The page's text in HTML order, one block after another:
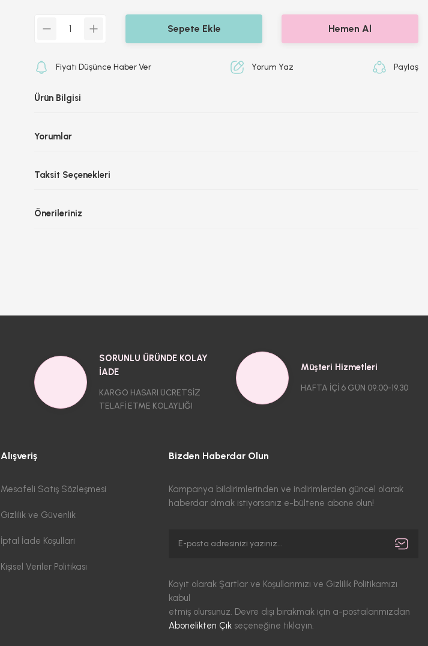
Sepete Ekle Hemen Al
Fiyatı Düşünce Haber Ver Yorum Yaz Paylaş
Ürün Bilgisi
Yorumlar
Taksit Seçenekleri
Önerileriniz
SORUNLU ÜRÜNDE KOLAY
İADE
KARGO HASARI ÜCRETSİZ
TELAFİ ETME KOLAYLIĞI
Müşteri Hizmetleri
HAFTA İÇİ 6 GÜN 09.00-19.30
Alışveriş
Mesafeli Satış Sözleşmesi
Gizlilik ve Güvenlik
İptal İade Koşullari
Kişisel Veriler Politikası
Bizden Haberdar Olun
Kampanya bildirimlerinden ve indirimlerden güncel olarak
haberdar olmak istiyorsanız e-bültene abone olun!
Kayıt olarak Şartlar ve Koşullarımızı ve Gizlilik Politikamızı
kabul
etmiş olursunuz. Devre dışı bırakmak için a-postalarımızdan
Abonelikten Çık seçeneğine tıklayın.